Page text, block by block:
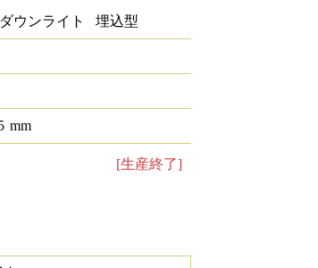
ウンライト 埋込型
mm
[生産終了]